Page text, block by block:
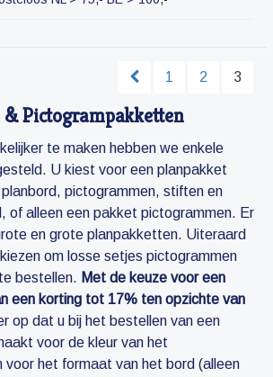
1 2 3
Pictogrampakketten
te maken hebben we enkele
U kiest voor een planpakket
pictogrammen, stiften en
of alleen een pakket pictogrammen. Er
en grote planpakketten. Uiteraard
om losse setjes pictogrammen
bestellen. Met de keuze voor een
een korting tot 17% ten opzichte van
op dat u bij het bestellen van een
voor de kleur van het
voor het formaat van het bord (alleen